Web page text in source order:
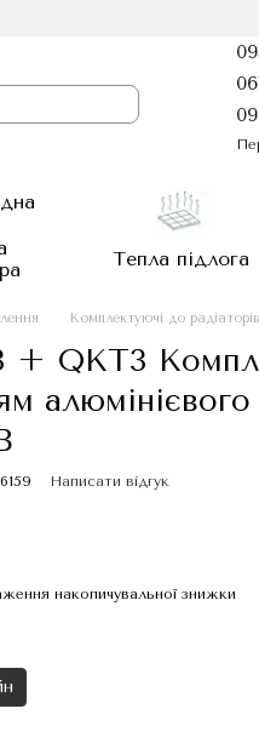
Тепла підлога
Комплектуючі до радіаторів
+ QKT3
Написати відгук
накопичувальної знижки